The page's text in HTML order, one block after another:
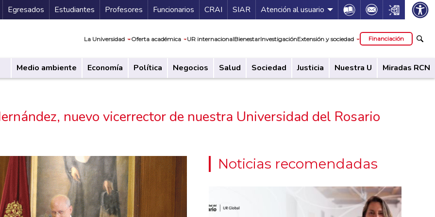
Secundario
Egresados Estudiantes Profesores Funcionarios Guía de servicios
CRAI SIAR Atención al usuario Icon Icon Icon
La Universidad Oferta académica UR internacionalBienestarInvestigaciónExtensión y sociedad Financiación
Medio ambiente Economía Política Negocios Salud Sociedad Justicia Nuestra U Miradas RCN
nuevo vicerrector de nuestra Universidad del Rosario
Noticias recomendadas